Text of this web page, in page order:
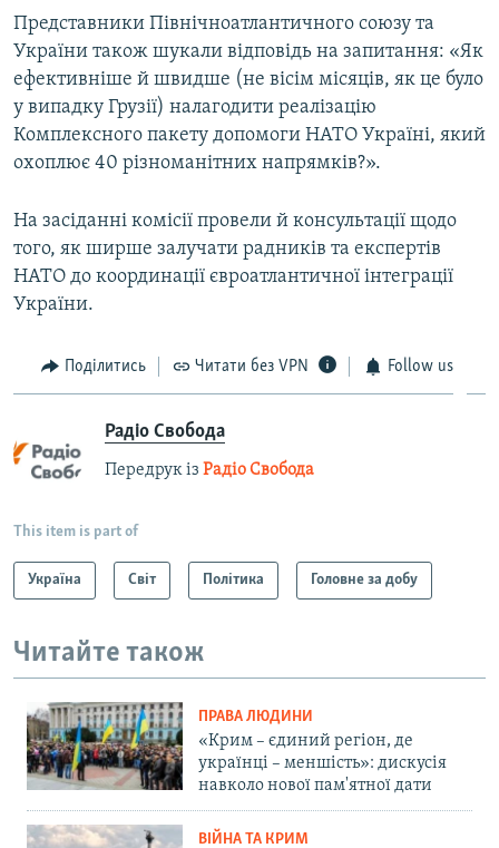
Представники Північноатлантичного союзу та
України також шукали відповідь на запитання: «Як
ефективніше й швидше (не вісім місяців, як це було
у випадку Грузії) налагодити реалізацію
Комплексного пакету допомоги НАТО Україні, який
охоплює 40 різноманітних напрямків?».
На засіданні комісії провели й консультації щодо
того, як ширше залучати радників та експертів
НАТО до координації євроатлантичної інтеграції
України.
Поділитись Читати без VPN Follow us
Радіо Свобода
Передрук із Радіо Свобода
This item is part of
Україна Світ Політика Головне за добу
Читайте також
ПРАВА ЛЮДИНИ
«Крим – єдиний регіон, де
українці – меншість»: дискусія
навколо нової пам'ятної дати
ВІЙНА ТА КРИМ